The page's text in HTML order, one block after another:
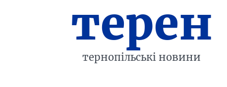
терен
тернопільські новини